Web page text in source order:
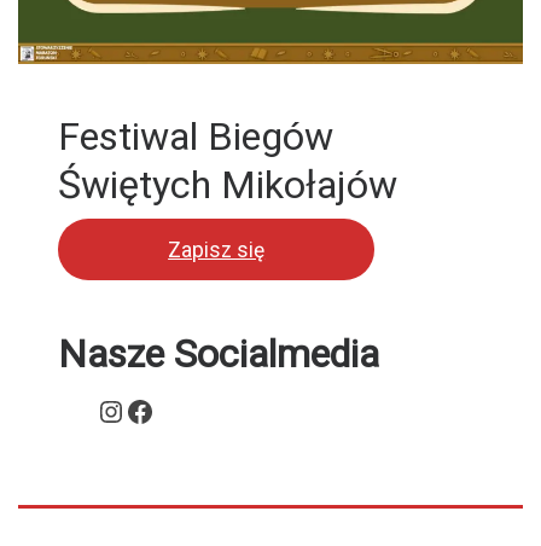
Festiwal Biegów
Świętych Mikołajów
Zapisz się
Nasze Socialmedia
Instagram
Facebook